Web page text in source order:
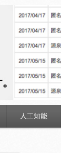
人工知能